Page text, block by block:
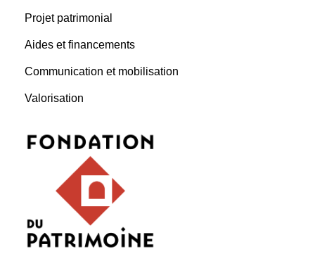
Projet patrimonial
Aides et financements
Communication et mobilisation
Valorisation